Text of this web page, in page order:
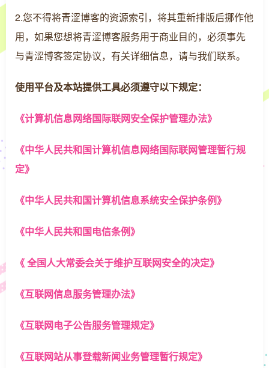
2.您不得将青涩博客的资源索引，将其重新排版后挪作他
用，如果您想将青涩博客服务用于商业目的，必须事先
与青涩博客签定协议，有关详细信息，请与我们联系。
使用平台及本站提供工具必须遵守以下规定：
《计算机信息网络国际联网安全保护管理办法》
《中华人民共和国计算机信息网络国际联网管理暂行规
定》
《中华人民共和国计算机信息系统安全保护条例》
《中华人民共和国电信条例》
《全国人大常委会关于维护互联网安全的决定》
《互联网信息服务管理办法》
《互联网电子公告服务管理规定》
《互联网站从事登载新闻业务管理暂行规定》